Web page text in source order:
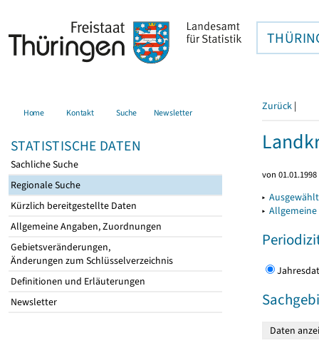
Home Kontakt Suche Newsletter
STATISTISCHE DATEN
Sachliche Suche
Regionale Suche
Kürzlich bereitgestellte Daten
Allgemeine Angaben, Zuordnungen
Gebietsveränderungen,
Änderungen zum Schlüsselverzeichnis
Definitionen und Erläuterungen
Newsletter
Zurück |
von
▸
▸